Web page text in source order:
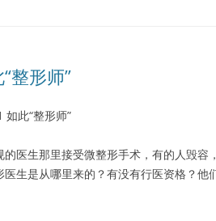
整形师”
如此“整形师”
医生那里接受微整形手术，有的人毁容
生是从哪里来的？有没有行医资格？他